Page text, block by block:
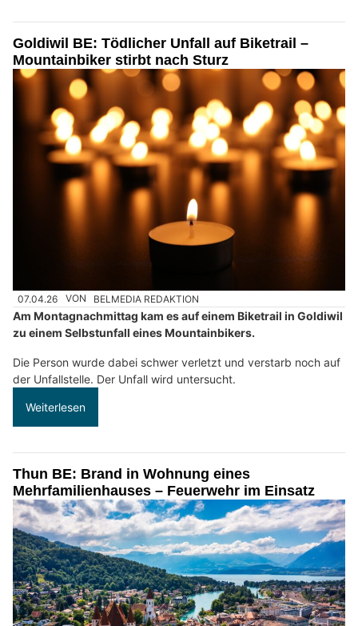
Goldiwil BE: Tödlicher Unfall auf Biketrail –
Mountainbiker stirbt nach Sturz
07.04.26 VON BELMEDIA REDAKTION
Am Montagnachmittag kam es auf einem Biketrail in Goldiwil
zu einem Selbstunfall eines Mountainbikers.
Die Person wurde dabei schwer verletzt und verstarb noch auf
der Unfallstelle. Der Unfall wird untersucht.
Weiterlesen
Thun BE: Brand in Wohnung eines
Mehrfamilienhauses – Feuerwehr im Einsatz